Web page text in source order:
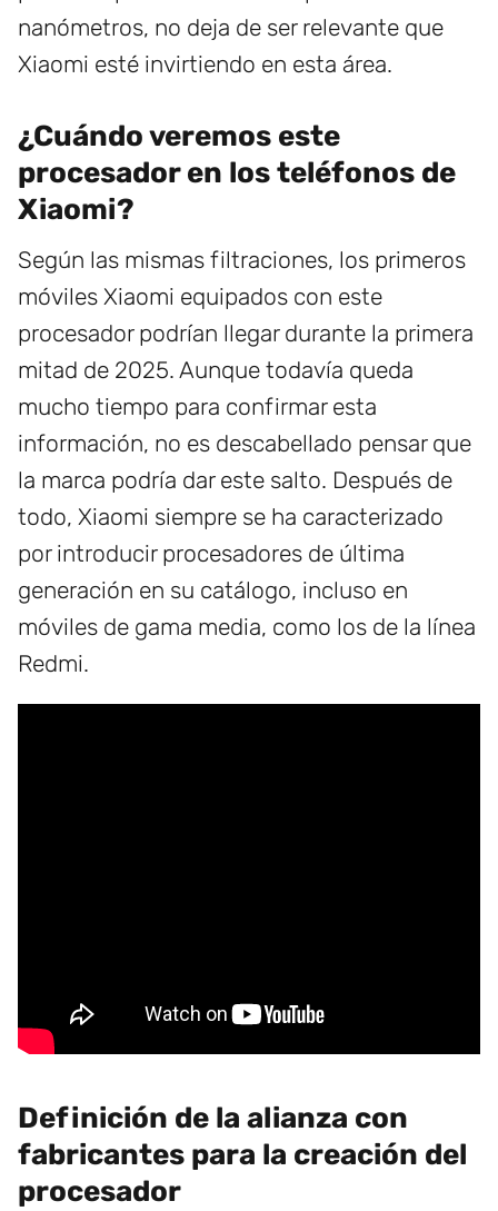
nanómetros, no deja de ser relevante que
Xiaomi esté invirtiendo en esta área.
¿Cuándo veremos este
procesador en los teléfonos de
Xiaomi?
Según las mismas filtraciones, los primeros
móviles Xiaomi equipados con este
procesador podrían llegar durante la primera
mitad de 2025. Aunque todavía queda
mucho tiempo para confirmar esta
información, no es descabellado pensar que
la marca podría dar este salto. Después de
todo, Xiaomi siempre se ha caracterizado
por introducir procesadores de última
generación en su catálogo, incluso en
móviles de gama media, como los de la línea
Redmi.
Definición de la alianza con
fabricantes para la creación del
procesador